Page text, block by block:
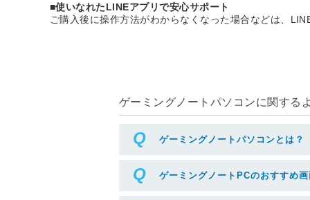
■使いなれたLINEアプリで安心サポート
ご購入後に操作方法がわからなくなった場合などは、
ゲーミングノートパソコンに関する
ゲーミングノートパソコンとは？
ゲーミングノートPCのおすすめ